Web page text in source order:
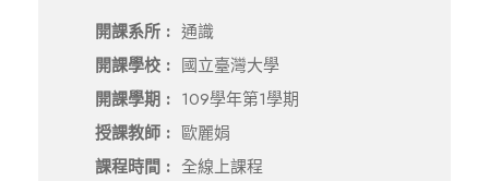
開課系所 : 通識
開課學校 : 國立臺灣大學
開課學期 : 109學年第1學期
授課教師 : 歐麗娟
課程時間 : 全線上課程